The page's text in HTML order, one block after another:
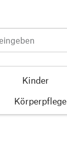
Kinder
Körperpflege